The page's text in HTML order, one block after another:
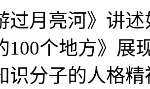
亮河》讲述
100个地方》展
识分子的人格